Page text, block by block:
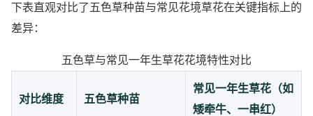
下表直观对比了五色草种苗与常见花境草花在关键指标上的
差异：
五色草与常见一年生草花花境特性对比
对比维度 五色草种苗
常见一年生草花（如
矮牵牛、一串红）